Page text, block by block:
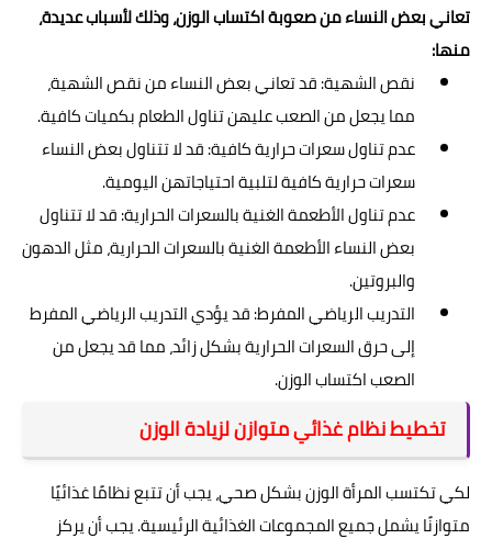
تعاني بعض النساء من صعوبة اكتساب الوزن، وذلك لأسباب عديدة،
منها:
نقص الشهية: قد تعاني بعض النساء من نقص الشهية،
مما يجعل من الصعب عليهن تناول الطعام بكميات كافية.
عدم تناول سعرات حرارية كافية: قد لا تتناول بعض النساء
سعرات حرارية كافية لتلبية احتياجاتهن اليومية.
عدم تناول الأطعمة الغنية بالسعرات الحرارية: قد لا تتناول
بعض النساء الأطعمة الغنية بالسعرات الحرارية، مثل الدهون
والبروتين.
التدريب الرياضي المفرط: قد يؤدي التدريب الرياضي المفرط
إلى حرق السعرات الحرارية بشكل زائد، مما قد يجعل من
الصعب اكتساب الوزن.
تخطيط نظام غذائي متوازن لزيادة الوزن
لكي تكتسب المرأة الوزن بشكل صحي، يجب أن تتبع نظامًا غذائيًا
متوازنًا يشمل جميع المجموعات الغذائية الرئيسية. يجب أن يركز